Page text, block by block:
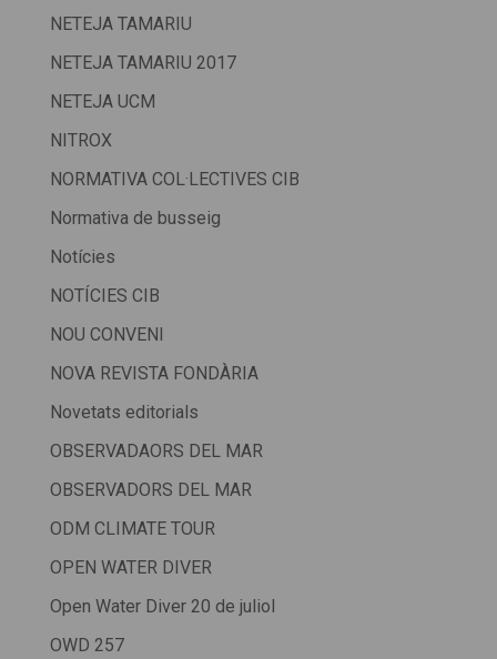
NETEJA TAMARIU
NETEJA TAMARIU 2017
NETEJA UCM
NITROX
NORMATIVA COL·LECTIVES CIB
Normativa de busseig
Notícies
NOTÍCIES CIB
NOU CONVENI
NOVA REVISTA FONDÀRIA
Novetats editorials
OBSERVADAORS DEL MAR
OBSERVADORS DEL MAR
ODM CLIMATE TOUR
OPEN WATER DIVER
Open Water Diver 20 de juliol
OWD 257